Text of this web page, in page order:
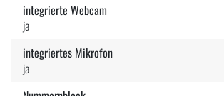
integrierte Webcam
ja
integriertes Mikrofon
ja